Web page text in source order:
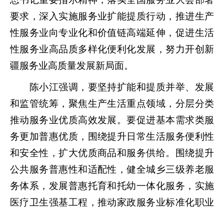
要求，深入实施服务业扩能提质行动，推进生产
性服务业向专业化和价值链高端延伸，促进生活
性服务业高品质多样化便利化发展，努力开创新
疆服务业高质量发展新局面。
陈小江强调，要坚持扩能和提质并举、发展
和监管统筹，聚焦生产生活重点领域，分层分类
推动服务业优质高效发展。要促进基本需求类服
务更加普惠优质，围绕提升日常生活服务便利性
和安全性，扩大优质商品和服务供给。围绕提升
公共服务普惠性和适配性，健全城乡三级养老服
务体系，发展普惠托育和托幼一体化服务，实施
医疗卫生强基工程，推动家政服务业标准化职业